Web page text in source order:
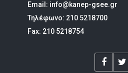
Email: info@kanep-gsee.gr
Τηλέφωνο: 210 5218700
Fax: 210 5218754